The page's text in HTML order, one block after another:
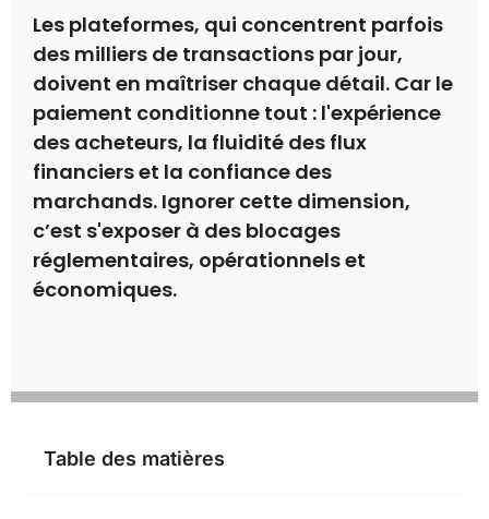
Les plateformes, qui concentrent parfois
des milliers de transactions par jour,
doivent en maîtriser chaque détail. Car le
paiement conditionne tout : l'expérience
des acheteurs, la fluidité des flux
financiers et la confiance des
marchands. Ignorer cette dimension,
c’est s'exposer à des blocages
réglementaires, opérationnels et
économiques.
Table des matières